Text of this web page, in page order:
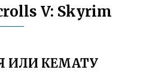
V: Skyrim
ИЛИ КЕМАТУ